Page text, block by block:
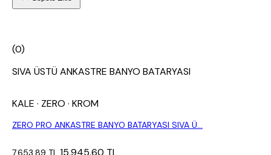
(0)
SIVA ÜSTÜ ANKASTRE BANYO BATARYASI
KALE · ZERO · KROM
ZERO PRO ANKASTRE BANYO BATARYASI SIVA Ü...
7,653.89 TL 15,945.60 TL